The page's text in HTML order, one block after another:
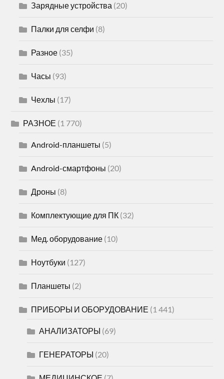
Зарядные устройства (20)
Палки для селфи (8)
Разное (35)
Часы (93)
Чехлы (17)
РАЗНОЕ (1 770)
Android-планшеты (5)
Android-смартфоны (20)
Дроны (8)
Комплектующие для ПК (32)
Мед. оборудование (10)
Ноутбуки (127)
Планшеты (2)
ПРИБОРЫ И ОБОРУДОВАНИЕ (1 441)
АНАЛИЗАТОРЫ (69)
ГЕНЕРАТОРЫ (20)